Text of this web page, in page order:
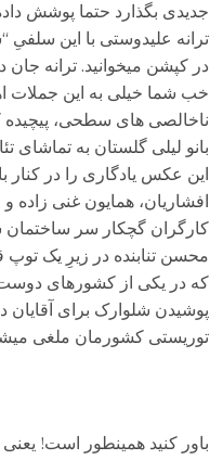
جدیدی بگذارد حتما پوشش
در کپشن میخوانید. ترانه
خب شما خیلی به این جملات
ناخالصی های سطحی،
بانو لیلی گلستان به
این عکس یادگاری را در کنار
افشاریان، همایون غنی زاده
کارگران گچکار سر ساختمان
محسن تنابنده در زیرِ یک
که در یکی از کشورهای
توریستی کشورمان ملغی
باور کنید همینطور است! یعنی